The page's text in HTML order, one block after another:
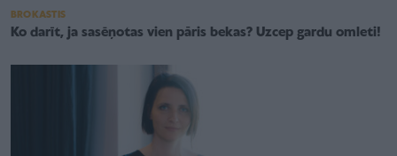
BROKASTIS
Ko darīt, ja sasēņotas vien pāris bekas? Uzcep gardu omleti!